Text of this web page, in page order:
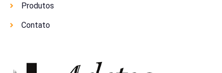
Produtos
Contato